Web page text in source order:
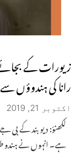
زیورات کے بجائے
رانا کی ہندوؤں
اکتوبر 21, 2019
لکھنؤ: دیوبند کے بی
ہے۔ انہوں نے ہندو